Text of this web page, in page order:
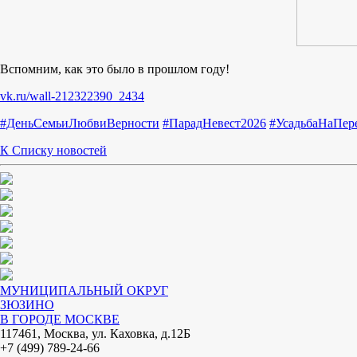
Вспомним, как это было в прошлом году!
vk.ru/wall-212322390_2434
#ДеньСемьиЛюбвиВерности #ПарадНевест2026
К Списку новостей
МУНИЦИПАЛЬНЫЙ ОКРУГ
ЗЮЗИНО
В ГОРОДЕ МОСКВЕ
117461, Москва, ул. Каховка, д.12Б
+7 (499) 789-24-66